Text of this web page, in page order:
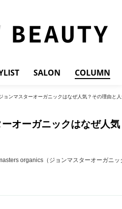
SALON COLUMN
ョンマスターオーガニックはなぜ人気？その理由と
オーガニックはなぜ人
organics（ジョンマスターオーガニ